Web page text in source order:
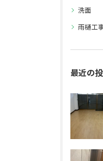
洗面
雨樋工
最近の